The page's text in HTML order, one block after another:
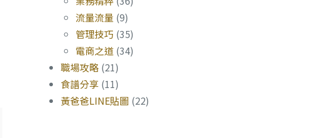
流量流量 (9)
管理技巧 (35)
電商之道 (34)
職場攻略 (21)
食譜分享 (11)
黃爸爸LINE貼圖 (22)